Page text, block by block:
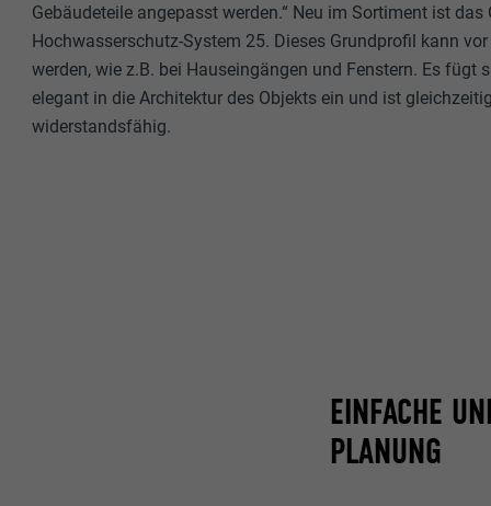
Gebäudeteile angepasst werden.“ Neu im Sortiment ist das
Hochwasserschutz-System 25. Dieses Grundprofil kann
werden, wie z.B. bei Hauseingängen und Fenstern. Es fügt
elegant in die Architektur des Objekts ein und ist
widerstandsfähig.
EINFACHE
PLANUNG
Name
Zweck
Name
Anbieter